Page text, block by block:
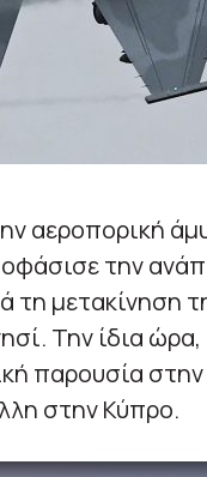
αεροπορική
την
τη μετακίνηση
Την ίδια
παρουσία
στην Κύπρο.